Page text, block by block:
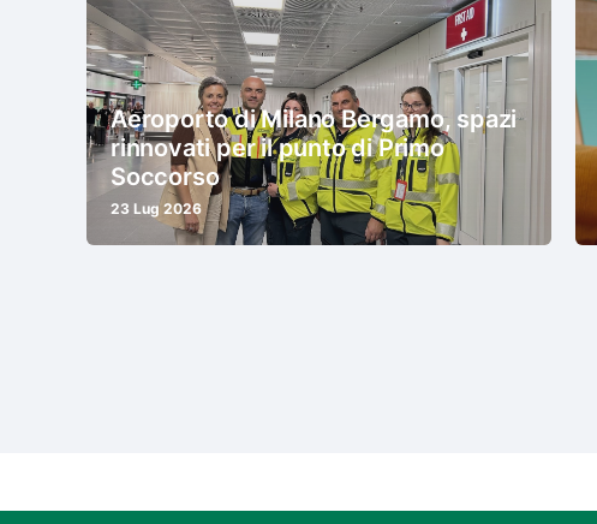
Aeroporto di Milano Bergamo, spazi
rinnovati per il punto di Primo
Soccorso
23 Lug 2026